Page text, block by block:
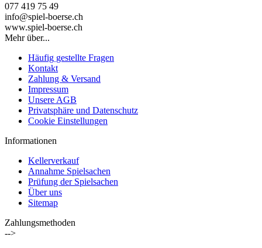
077 419 75 49
info@spiel-boerse.ch
www.spiel-boerse.ch
Mehr über...
Häufig gestellte Fragen
Kontakt
Zahlung & Versand
Impressum
Unsere AGB
Privatsphäre und Datenschutz
Cookie Einstellungen
Informationen
Kellerverkauf
Annahme Spielsachen
Prüfung der Spielsachen
Über uns
Sitemap
Zahlungsmethoden
-->